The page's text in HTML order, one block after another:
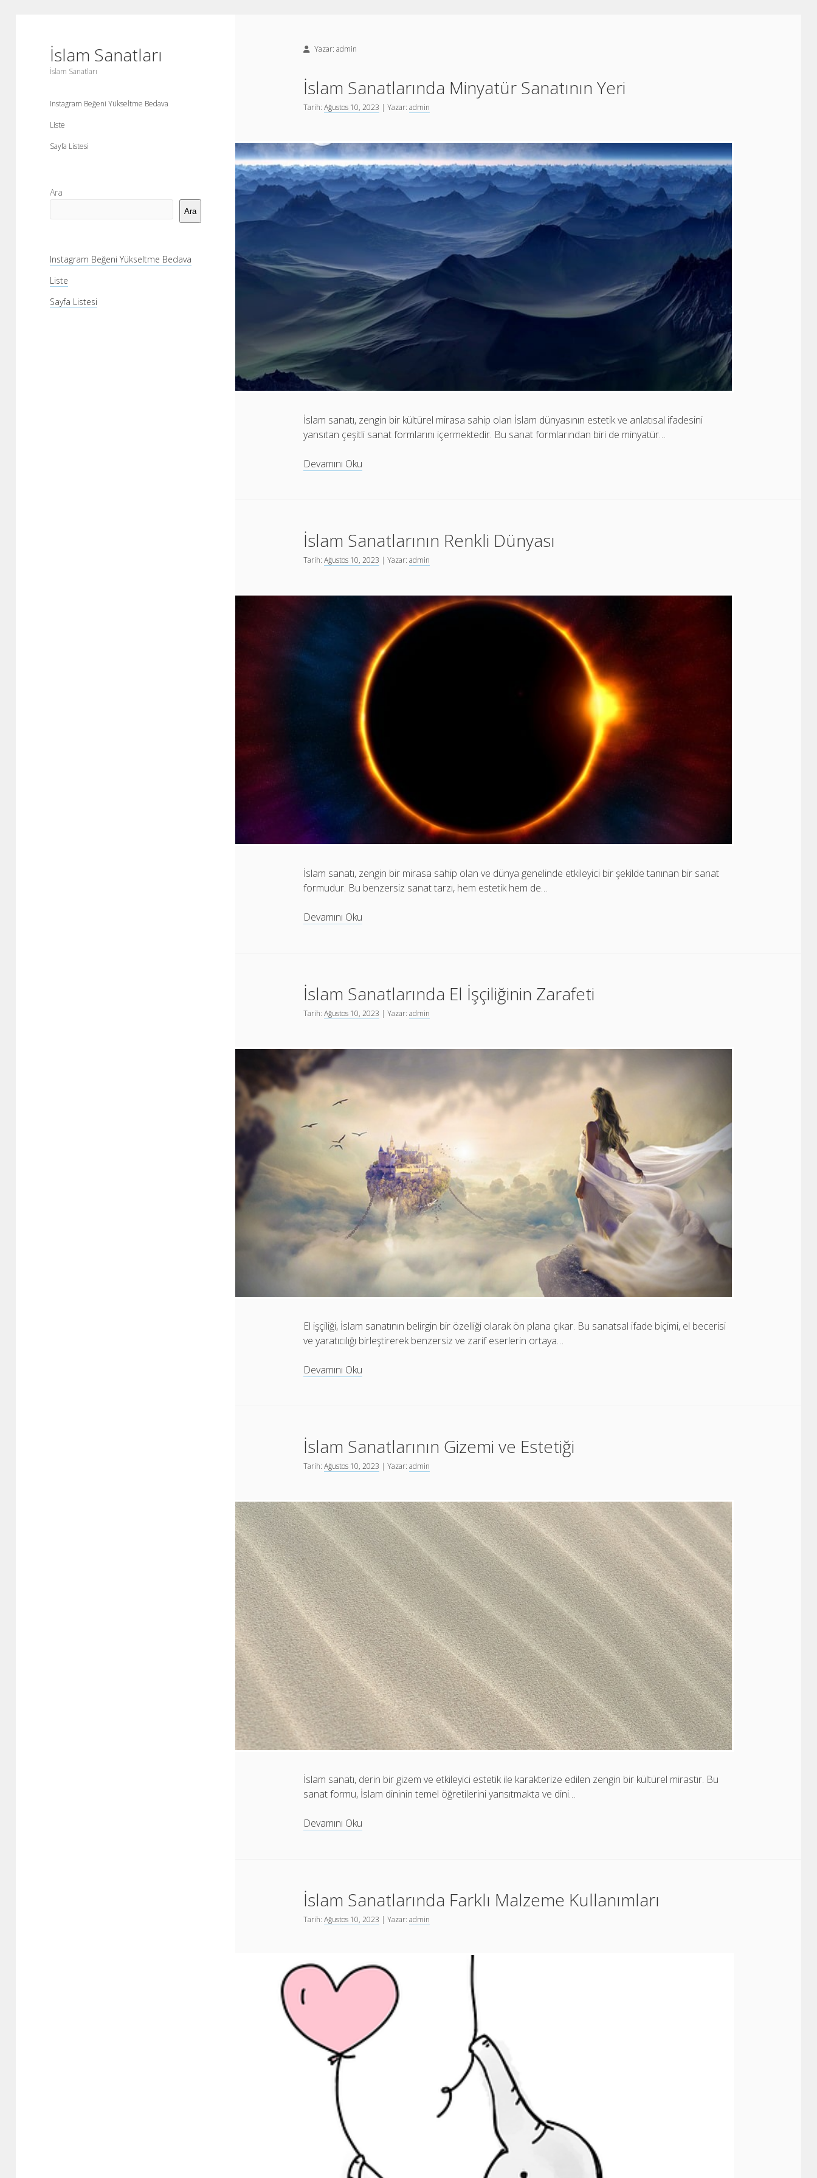
İslam Sanatları
İslam Sanatları
Instagram Beğeni Yükseltme Bedava
Liste
Sayfa Listesi
Yan
Menü
Ara
Ara
Instagram Beğeni Yükseltme Bedava
Liste
Sayfa Listesi
Yazar:admin
İslam Sanatlarında Minyatür Sanatının Yeri
Tarih:Ağustos 10, 2023 | Yazar:admin
İslam sanatı, zengin bir kültürel mirasa sahip olan İslam dünyasının estetik ve anlatısal ifadesini
yansıtan çeşitli sanat formlarını içermektedir. Bu sanat formlarından biri de minyatür…
Devamını Oku
İslam Sanatlarının Renkli Dünyası
Tarih:Ağustos 10, 2023 | Yazar:admin
İslam sanatı, zengin bir mirasa sahip olan ve dünya genelinde etkileyici bir şekilde tanınan bir sanat
formudur. Bu benzersiz sanat tarzı, hem estetik hem de…
Devamını Oku
İslam Sanatlarında El İşçiliğinin Zarafeti
Tarih:Ağustos 10, 2023 | Yazar:admin
El işçiliği, İslam sanatının belirgin bir özelliği olarak ön plana çıkar. Bu sanatsal ifade biçimi, el becerisi
ve yaratıcılığı birleştirerek benzersiz ve zarif eserlerin ortaya…
Devamını Oku
İslam Sanatlarının Gizemi ve Estetiği
Tarih:Ağustos 10, 2023 | Yazar:admin
İslam sanatı, derin bir gizem ve etkileyici estetik ile karakterize edilen zengin bir kültürel mirastır. Bu
sanat formu, İslam dininin temel öğretilerini yansıtmakta ve dini…
Devamını Oku
İslam Sanatlarında Farklı Malzeme Kullanımları
Tarih:Ağustos 10, 2023 | Yazar:admin